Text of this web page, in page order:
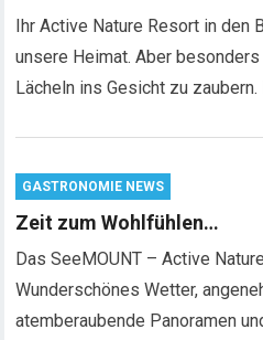
Ihr Active Nature Resort in den
unsere Heimat. Aber
Lächeln ins Gesicht zu
GASTRONOMIE NEWS
Zeit zum Wohlfühlen…
Das SeeMOUNT – Active
Wunderschönes Wetter,
atemberaubende Panoramen